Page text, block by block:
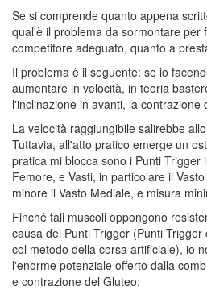
Se si comprende quanto appena
qual'è il problema da sormontare per
competitore adeguato, quanto a
Il problema è il seguente: se io
aumentare in velocità, in teoria
l'inclinazione in avanti, la contrazione
La velocità raggiungibile salirebbe
Tuttavia, all'atto pratico emerge un
pratica mi blocca sono i Punti Trigger
Femore, e Vasti, in particolare il
minore il Vasto Mediale, e misura
Finché tali muscoli oppongono
causa dei Punti Trigger (Punti
col metodo della corsa artificiale), io
l'enorme potenziale offerto dalla
e contrazione del Gluteo.